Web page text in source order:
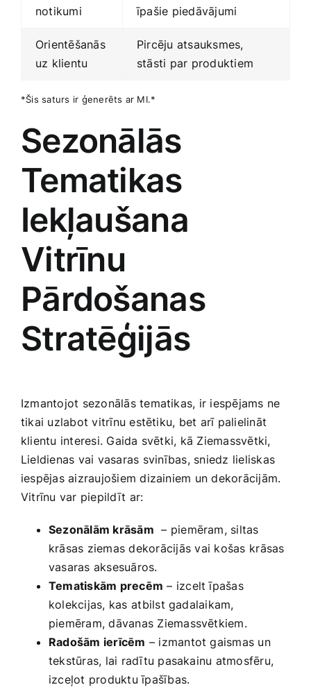
notikumi
īpašie piedāvājumi
Orientēšanās
uz klientu
Pircēju atsauksmes,
stāsti par produktiem
*Šis saturs ir ģenerēts ar MI.*
Sezonālās
Tematikas
Iekļaušana
‌Vitrīnu
Pārdošanas⁣
Stratēģijās
Izmantojot sezonālās tematikas, ir iespējams ne
tikai ‌uzlabot ‍vitrīnu estētiku, bet arī palielināt
klientu interesi. Gaida svētki,​ kā Ziemassvētki,
Lieldienas vai vasaras ⁣svinības, sniedz lieliskas
iespējas aizraujošiem dizainiem un dekorācijām.
Vitrīnu var piepildīt ⁢ar:
Sezonālām krāsām ‌ – piemēram, siltas
krāsas ziemas dekorācijās ⁢vai košas⁤ krāsas
vasaras​ aksesuāros.
Tematiskām precēm – izcelt īpašas
kolekcijas, kas⁣ atbilst gadalaikam,
piemēram, dāvanas ‌Ziemassvētkiem.
Radošām ierīcēm – izmantot gaismas un
tekstūras, lai ‍radītu pasakainu​ atmosfēru,
izceļot produktu īpašības.